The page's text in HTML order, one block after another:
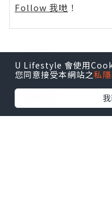
Follow 我哋 ！
0個讚好
收藏
U Lifestyle 會使用
您同意接受本網站之私